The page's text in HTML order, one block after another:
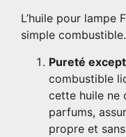
L’huile pour lampe
simple
Pureté
combustible
cette huile ne
parfums,
propre et